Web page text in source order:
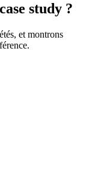
study ?
et montrons